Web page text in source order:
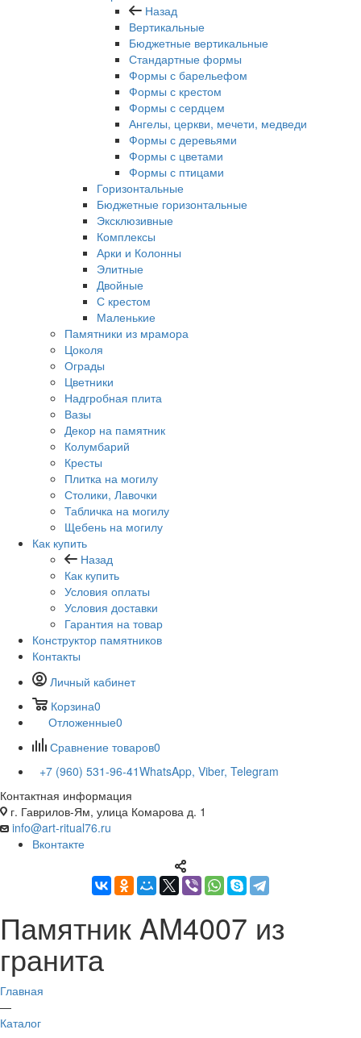
Назад
Вертикальные
Бюджетные вертикальные
Стандартные формы
Формы с барельефом
Формы с крестом
Формы с сердцем
Ангелы, церкви, мечети, медведи
Формы с деревьями
Формы с цветами
Формы с птицами
Горизонтальные
Бюджетные горизонтальные
Эксклюзивные
Комплексы
Арки и Колонны
Элитные
Двойные
С крестом
Маленькие
Памятники из мрамора
Цоколя
Ограды
Цветники
Надгробная плита
Вазы
Декор на памятник
Колумбарий
Кресты
Плитка на могилу
Столики, Лавочки
Табличка на могилу
Щебень на могилу
Как купить
Назад
Как купить
Условия оплаты
Условия доставки
Гарантия на товар
Конструктор памятников
Контакты
Личный кабинет
Корзина0
Отложенные0
Сравнение товаров0
+7 (960) 531-96-41WhatsApp, Viber, Telegram
Контактная информация
г. Гаврилов-Ям, улица Комарова д. 1
info@art-ritual76.ru
Вконтакте
Памятник AM4007 из
гранита
Главная
—
Каталог